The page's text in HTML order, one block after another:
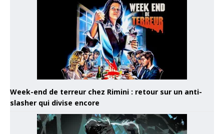
Week-end de terreur chez Rimini : retour sur un anti-
slasher qui divise encore